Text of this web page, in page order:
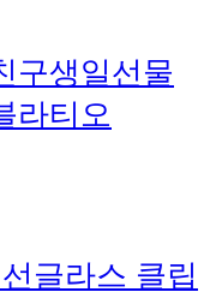
구생일선물
라티오
글라스 클립